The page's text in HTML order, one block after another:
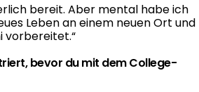
bereit. Aber mental habe ich
Leben an einem neuen Ort und
vorbereitet.“
bevor du mit dem College-